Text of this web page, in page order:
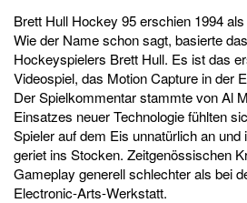
Brett Hull Hockey 95 erschien 1994
Wie der Name schon sagt, basierte
Hockeyspielers Brett Hull. Es ist das
Videospiel, das Motion Capture in der
Der Spielkommentar stammte von Al
Einsatzes neuer Technologie fühlten
Spieler auf dem Eis unnatürlich an und
geriet ins Stocken. Zeitgenössischen
Gameplay generell schlechter als bei
Electronic-Arts-Werkstatt.